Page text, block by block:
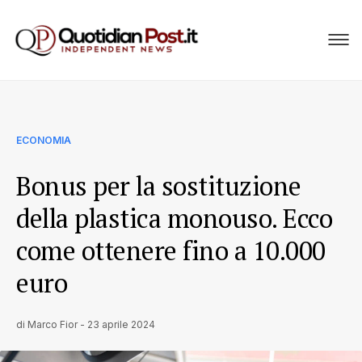
ECONOMIA
Bonus per la sostituzione
della plastica monouso. Ecco
come ottenere fino a 10.000
euro
di Marco Fior- 23 aprile 2024